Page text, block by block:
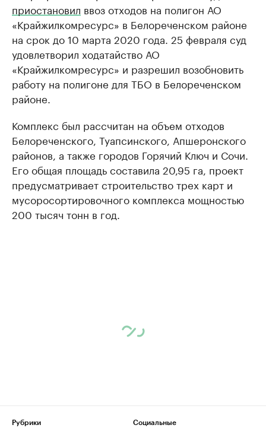
приостановил ввоз отходов на полигон АО
«Крайжилкомресурс» в Белореченском районе
на срок до 10 марта 2020 года. 25 февраля суд
удовлетворил ходатайство АО
«Крайжилкомресурс» и разрешил возобновить
работу на полигоне для ТБО в Белореченском
районе.
Комплекс был рассчитан на объем отходов
Белореченского, Туапсинского, Апшеронского
районов, а также городов Горячий Ключ и Сочи.
Его общая площадь составила 20,95 га, проект
предусматривает строительство трех карт и
мусоросортировочного комплекса мощностью
200 тысяч тонн в год.
Рубрики
Социальные